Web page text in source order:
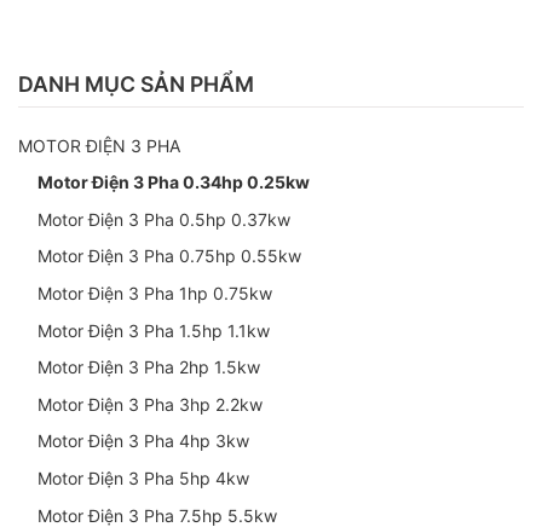
DANH MỤC SẢN PHẨM
MOTOR ĐIỆN 3 PHA
Motor Điện 3 Pha 0.34hp 0.25kw
Motor Điện 3 Pha 0.5hp 0.37kw
Motor Điện 3 Pha 0.75hp 0.55kw
Motor Điện 3 Pha 1hp 0.75kw
Motor Điện 3 Pha 1.5hp 1.1kw
Motor Điện 3 Pha 2hp 1.5kw
Motor Điện 3 Pha 3hp 2.2kw
Motor Điện 3 Pha 4hp 3kw
Motor Điện 3 Pha 5hp 4kw
Motor Điện 3 Pha 7.5hp 5.5kw